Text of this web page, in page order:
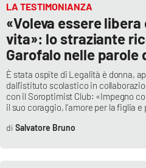
LaC TV
LaC Network
LaC OnAir
EDIZIONI
LA TESTIMONIANZA
«Voleva essere
vita»: lo straziante
Garofalo nelle parole
È stata ospite di Legalità è donna,
dall’istituto scolastico in
con il Soroptimist Club: «Impegno
il suo coraggio, l’amore per la figlia e
Salvatore Bruno